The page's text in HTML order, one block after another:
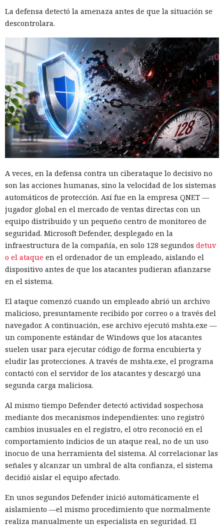
La defensa detectó la amenaza antes de que la situación se
descontrolara.
A veces, en la defensa contra un ciberataque lo decisivo no
son las acciones humanas, sino la velocidad de los sistemas
automáticos de protección. Así fue en la empresa QNET —
jugador global en el mercado de ventas directas con un
equipo distribuido y un pequeño centro de monitoreo de
seguridad. Microsoft Defender, desplegado en la
infraestructura de la compañía, en solo 128 segundos detuv
o el ataque en el ordenador de un empleado, aislando el
dispositivo antes de que los atacantes pudieran afianzarse
en el sistema.
El ataque comenzó cuando un empleado abrió un archivo
malicioso, presuntamente recibido por correo o a través del
navegador. A continuación, ese archivo ejecutó mshta.exe —
un componente estándar de Windows que los atacantes
suelen usar para ejecutar código de forma encubierta y
eludir las protecciones. A través de mshta.exe, el programa
contactó con el servidor de los atacantes y descargó una
segunda carga maliciosa.
Al mismo tiempo Defender detectó actividad sospechosa
mediante dos mecanismos independientes: uno registró
cambios inusuales en el registro, el otro reconoció en el
comportamiento indicios de un ataque real, no de un uso
inocuo de una herramienta del sistema. Al correlacionar las
señales y alcanzar un umbral de alta confianza, el sistema
decidió aislar el equipo afectado.
En unos segundos Defender inició automáticamente el
aislamiento —el mismo procedimiento que normalmente
realiza manualmente un especialista en seguridad. El